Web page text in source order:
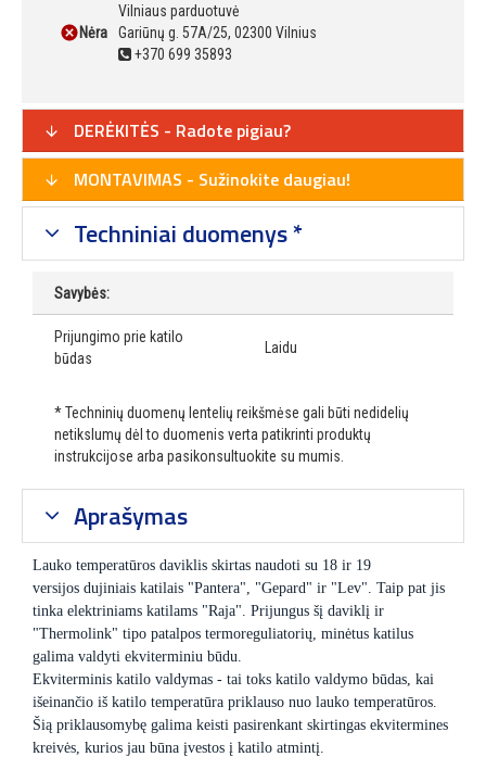
Nėra
Vilniaus parduotuvė
Gariūnų g. 57A/25, 02300 Vilnius
+370 699 35893
DERĖKITĖS - Radote pigiau?
MONTAVIMAS - Sužinokite daugiau!
Techniniai duomenys *
Savybės:
Prijungimo prie katilo
būdas
Laidu
* Techninių duomenų lentelių reikšmėse gali būti nedidelių
netikslumų dėl to duomenis verta patikrinti produktų
instrukcijose arba pasikonsultuokite su mumis.
Aprašymas
Lauko temperatūros daviklis skirtas naudoti su 18 ir 19
versijos dujiniais katilais "Pantera", "Gepard" ir "Lev". Taip pat jis
tinka elektriniams katilams "Raja". Prijungus šį daviklį ir
"Thermolink" tipo patalpos termoreguliatorių, minėtus katilus
galima valdyti ekviterminiu būdu.
Ekviterminis katilo valdymas - tai toks katilo valdymo būdas, kai
išeinančio iš katilo temperatūra priklauso nuo lauko temperatūros.
Šią priklausomybę galima keisti pasirenkant skirtingas ekvitermines
kreivės, kurios jau būna įvestos į katilo atmintį.